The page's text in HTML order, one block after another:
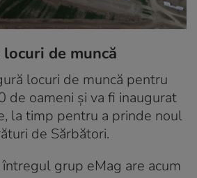
de muncă
locuri de muncă pentru
de oameni și va fi inaugurat
la timp pentru a prinde noul
de Sărbători.
grup eMag are acum